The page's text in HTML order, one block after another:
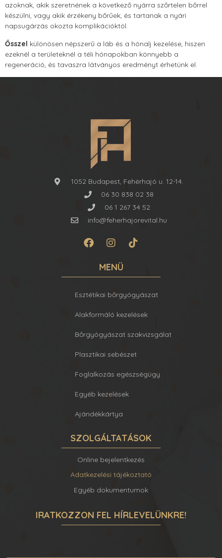
azoknak, akik szeretnének a következő nyárra szőrtelen bőrrel
készülni, vagy akik érzékeny bőrűek, és tartanak a nyári
napsugárzás okozta komplikációktól.
Ősszel különösen népszerű a láb és a hónalj kezelése, hiszen
ezeknél a területeknél a téli hónapokban könnyebb a
regeneráció, és tavaszra látványos eredményt érhetünk el.
1052 Budapest, Fehérhajó u. 12-14.
06 30 838 02 38
06 1 267 34 52
info@feherhajorevital.hu
MENÜ
Esztétikai bőrgyógyászat
Alakformáló kezelések
Bőrgyógyászat szakvizsgálat
Plasztikai sebészet
Foglalkozás egészségügy
Egyéb kezelések
Ajándékkártya
SZOLGÁLTATÁSOK
Online bejelentkezés
Adatkezelési tájékoztató
Egyéb dokumentumok
IRATKOZZON FEL HÍRLEVELÜNKRE!